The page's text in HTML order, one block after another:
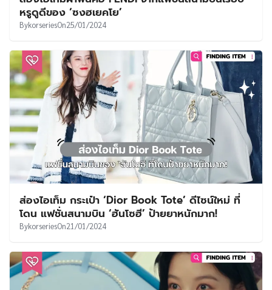
หรูดูดีของ ‘ซงฮเยคโย’
BykorseriesOn25/01/2024
ส่องไอเท็ม กระเป๋า ‘Dior Book Tote’ ดีไซน์ใหม่ ที่
โดน แฟชั่นสนามบิน ‘ฮันโซฮี’ ป้ายยาหนักมาก!
BykorseriesOn21/01/2024